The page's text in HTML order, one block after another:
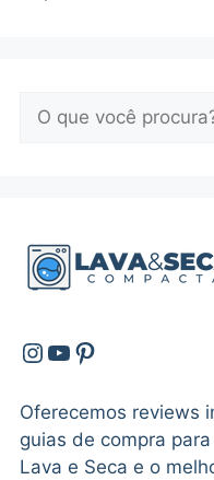
Pesquisar
Instagram
Youtube
Pinterest
Oferecemos reviews
guias de compra
Lava e Seca e o